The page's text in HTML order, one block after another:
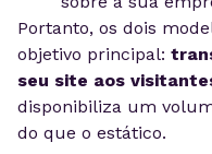
Portanto, os dois
objetivo principal:
seu site aos
disponibiliza um
do que o estático.